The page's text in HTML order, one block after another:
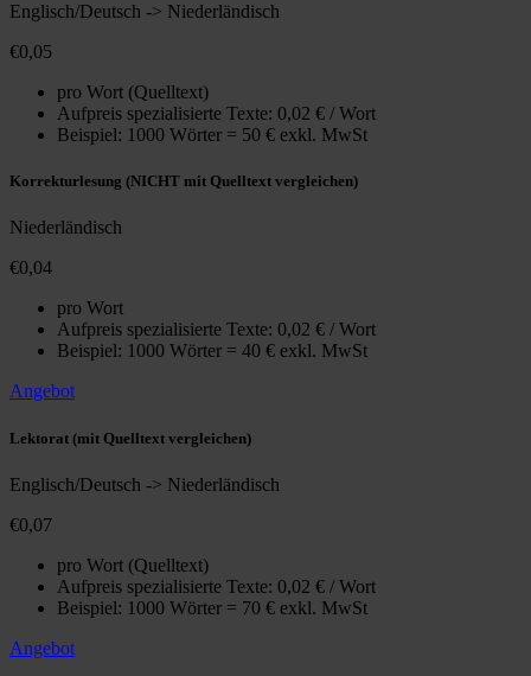
Englisch/Deutsch -> Niederländisch
€0,05
pro Wort (Quelltext)
Aufpreis spezialisierte Texte: 0,02 € / Wort
Beispiel: 1000 Wörter = 50 € exkl. MwSt
Korrekturlesung (NICHT mit Quelltext vergleichen)
Niederländisch
€0,04
pro Wort
Aufpreis spezialisierte Texte: 0,02 € / Wort
Beispiel: 1000 Wörter = 40 € exkl. MwSt
Angebot
Lektorat (mit Quelltext vergleichen)
Englisch/Deutsch -> Niederländisch
€0,07
pro Wort (Quelltext)
Aufpreis spezialisierte Texte: 0,02 € / Wort
Beispiel: 1000 Wörter = 70 € exkl. MwSt
Angebot